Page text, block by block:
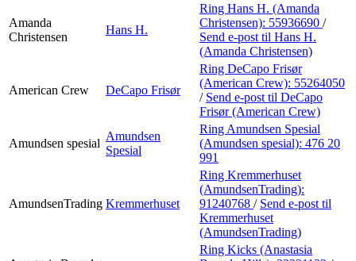
Amanda
Christensen
Hans H.
Ring Hans H. (Amanda
Christensen): 55936690 /
Send e-post til Hans H.
(Amanda Christensen)
American Crew DeCapo Frisør
Ring DeCapo Frisør
(American Crew): 55264050
/ Send e-post til DeCapo
Frisør (American Crew)
Amundsen spesial
Amundsen
Spesial
Ring Amundsen Spesial
(Amundsen spesial): 476 20
991
AmundsenTrading Kremmerhuset
Ring Kremmerhuset
(AmundsenTrading):
91240768 / Send e-post til
Kremmerhuset
(AmundsenTrading)
Ring Kicks (Anastasia